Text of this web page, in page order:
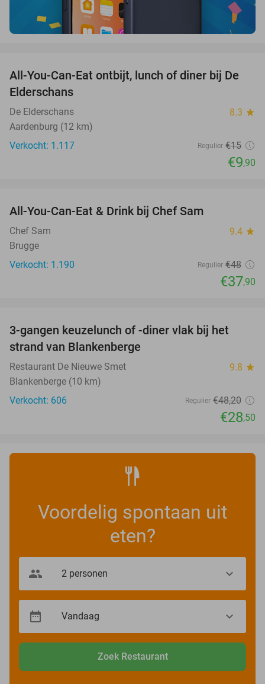
34%
All-You-Can-Eat ontbijt, lunch of diner bij De
Elderschans
De Elderschans 8.3 star
Aardenburg (12 km)
Verkocht: 1.117
Regulier €15
€9,90
All-You-Can-Eat & Drink bij Chef Sam
Chef Sam 9.4 star
Brugge
Verkocht: 1.190
Regulier €48
€37,90
3-gangen keuzelunch of -diner vlak bij het
strand van Blankenberge
Restaurant De Nieuwe Smet 9.8 star
Blankenberge (10 km)
Verkocht: 606
Regulier €48,20
€28,50
Voordelig spontaan uit
eten?
Zoek Restaurant